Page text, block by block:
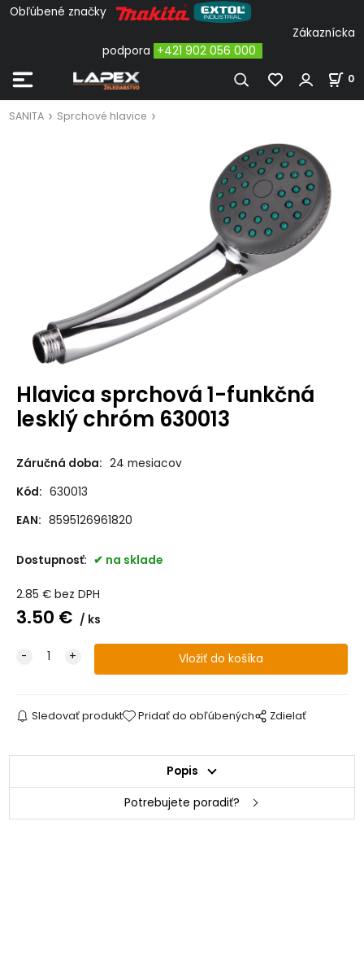
Obľúbené značky
Zákaznícka
podpora +421 902 056 000
0
SANITA Sprchové hlavice
Hlavica sprchová 1-funkčná
lesklý chróm 630013
Záručná doba: 24 mesiacov
Kód: 630013
EAN: 8595126961820
Dostupnosť: na sklade
2.85 € bez DPH
3.50 € ks
Sledovať produkt Pridať do obľúbených Zdielať
Popis
Potrebujete poradiť?